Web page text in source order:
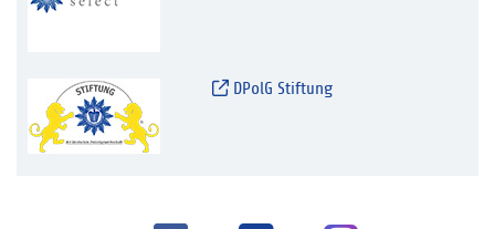
DPolG Stiftung